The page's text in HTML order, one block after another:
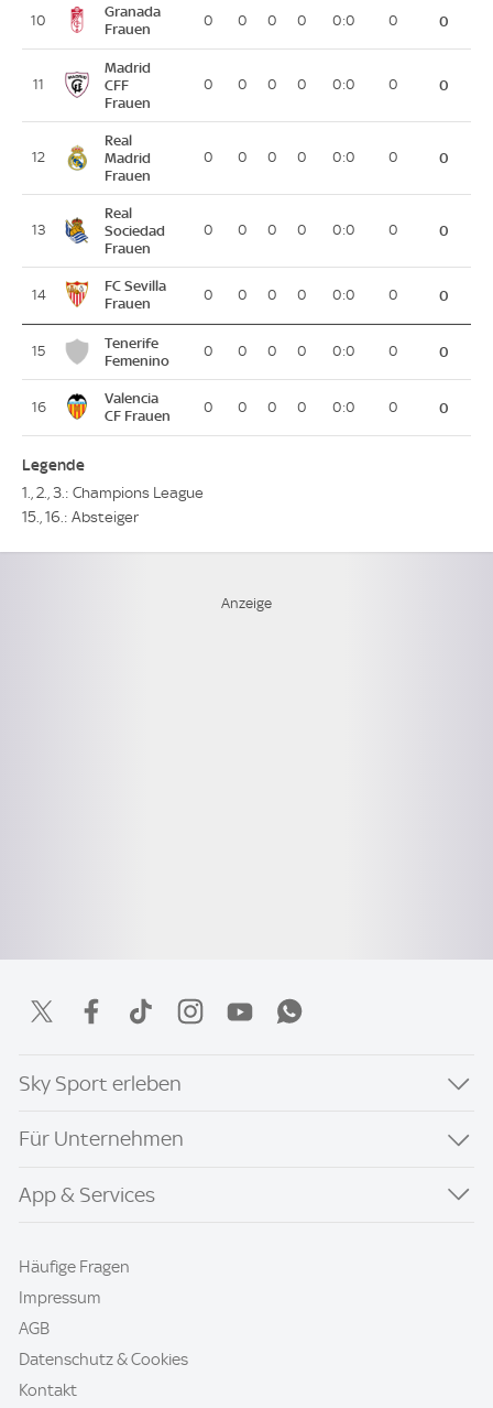
10
Granada
Frauen
0 0 0 0 0:0 0 0
11
Madrid
CFF
Frauen
0 0 0 0 0:0 0 0
12
Real
Madrid
Frauen
0 0 0 0 0:0 0 0
13
Real
Sociedad
Frauen
0 0 0 0 0:0 0 0
14
FC Sevilla
Frauen
0 0 0 0 0:0 0 0
15
Tenerife
Femenino
0 0 0 0 0:0 0 0
16
Valencia
CF Frauen
0 0 0 0 0:0 0 0
Legende
1., 2., 3.: Champions League
15., 16.: Absteiger
Sky Sport erleben
Für Unternehmen
App & Services
Häufige Fragen
Impressum
AGB
Datenschutz & Cookies
Kontakt